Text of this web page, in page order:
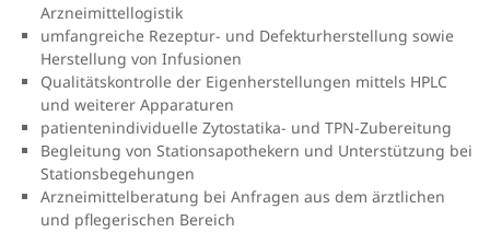
Arzneimittellogistik
umfangreiche Rezeptur- und Defekturherstellung sowie
Herstellung von Infusionen
Qualitätskontrolle der Eigenherstellungen mittels HPLC
und weiterer Apparaturen
patientenindividuelle Zytostatika- und TPN-Zubereitung
Begleitung von Stationsapothekern und Unterstützung bei
Stationsbegehungen
Arzneimittelberatung bei Anfragen aus dem ärztlichen
und pflegerischen Bereich